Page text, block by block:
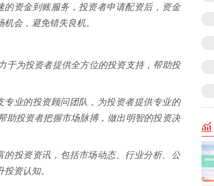
资金到账服务，投资者申请配资后，资金
会，避免错失良机。
于为投资者提供全方位的投资支持，帮助投
业的投资顾问团队，为投资者提供专业的
助投资者把握市场脉搏，做出明智的投资决
投资资讯，包括市场动态、行业分析、公
资认知。